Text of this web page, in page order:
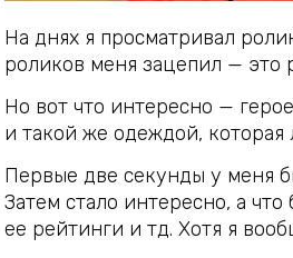
На днях я просматривал
роликов меня зацепил — это
Но вот что интересно —
и такой же одеждой,
Первые две секунды у меня
Затем стало интересно, а
ее рейтинги и тд. Хотя я